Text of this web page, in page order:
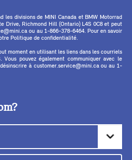
les divisions de MINI Canada et BMW Motorrad
Drive, Richmond Hill (Ontario) L4S 0C8 et peut
ou au 1-866-378-6464. Pour en savoir
Politique de confidentialité.
moment en utilisant les liens dans les courriels
Vous pouvez également communiquer avec le
à customer.service@mini.ca ou au 1-